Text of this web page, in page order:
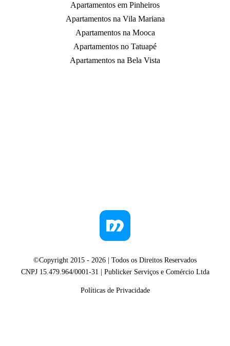
Apartamentos em Pinheiros
Apartamentos na Vila Mariana
Apartamentos na Mooca
Apartamentos no Tatuapé
Apartamentos na Bela Vista
©Copyright 2015 - 2026 | Todos os Direitos Reservados
CNPJ 15.479.964/0001-31 | Publicker Serviços e Comércio Ltda
Políticas de Privacidade